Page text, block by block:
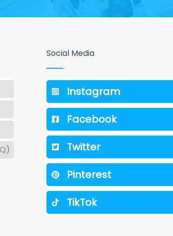
Social Media
Instagram
Facebook
Twitter
Pinterest
TikTok